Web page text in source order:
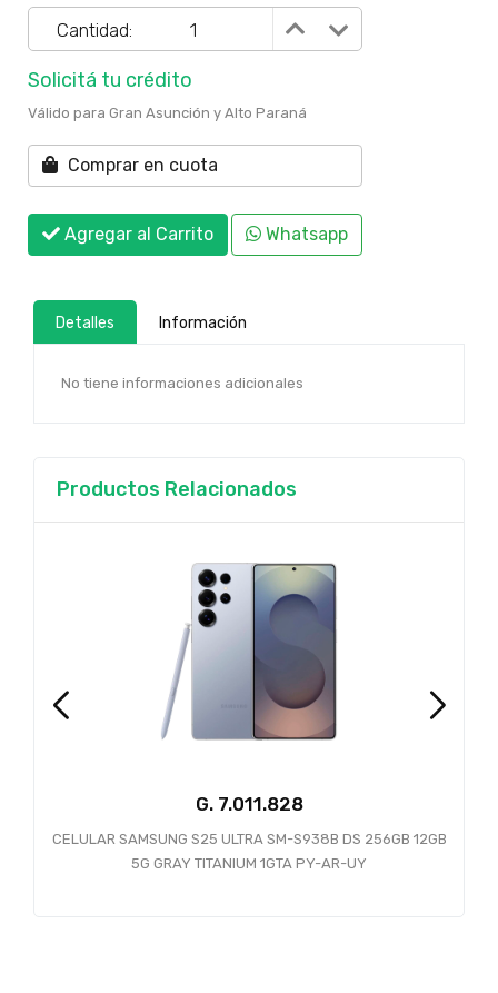
Cantidad:
Solicitá tu crédito
Válido para Gran Asunción y Alto Paraná
Comprar en cuota
Agregar al Carrito Whatsapp
Detalles Información
No tiene informaciones adicionales
Productos Relacionados
G. 7.011.828
CELULAR SAMSUNG S25 ULTRA SM-S938B DS 256GB 12GB
5G GRAY TITANIUM 1GTA PY-AR-UY